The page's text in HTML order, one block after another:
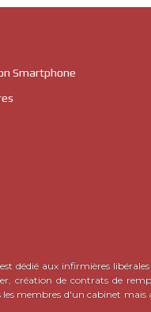
Smartphone
dédié aux infirmières
création de contrats de
membres d'un cabinet